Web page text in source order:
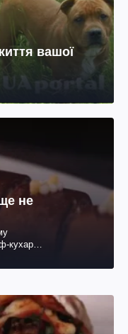
вашої
не
кухар